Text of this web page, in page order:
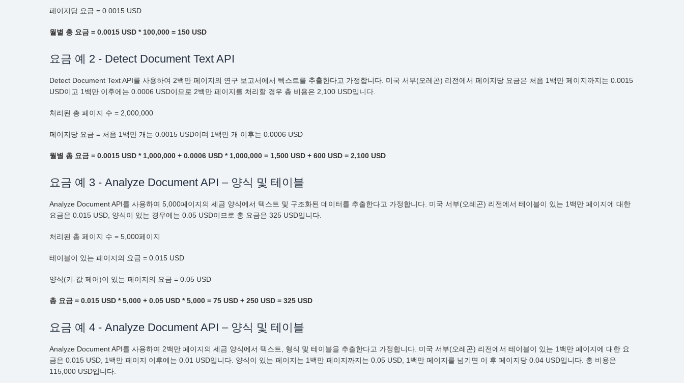
페이지당 요금 = 0.0015 USD
월별 총 요금 = 0.0015 USD * 100,000 = 150 USD
요금 예 2 - Detect Document Text API
Detect Document Text API를 사용하여 2백만 페이지의 연구 보고서에서 텍스트를 추출한다고 가정합니다. 미국 서부(오레곤) 리전에서 페이지당 요금은 처음 1백만 페이지까지는 0.0015
USD이고 1백만 이후에는 0.0006 USD이므로 2백만 페이지를 처리할 경우 총 비용은 2,100 USD입니다.
처리된 총 페이지 수 = 2,000,000
페이지당 요금 = 처음 1백만 개는 0.0015 USD이며 1백만 개 이후는 0.0006 USD
월별 총 요금 = 0.0015 USD * 1,000,000 + 0.0006 USD * 1,000,000 = 1,500 USD + 600 USD = 2,100 USD
요금 예 3 - Analyze Document API – 양식 및 테이블
Analyze Document API를 사용하여 5,000페이지의 세금 양식에서 텍스트 및 구조화된 데이터를 추출한다고 가정합니다. 미국 서부(오레곤) 리전에서 테이블이 있는 1백만 페이지에 대한
요금은 0.015 USD, 양식이 있는 경우에는 0.05 USD이므로 총 요금은 325 USD입니다.
처리된 총 페이지 수 = 5,000페이지
테이블이 있는 페이지의 요금 = 0.015 USD
양식(키-값 페어)이 있는 페이지의 요금 = 0.05 USD
총 요금 = 0.015 USD * 5,000 + 0.05 USD * 5,000 = 75 USD + 250 USD = 325 USD
요금 예 4 - Analyze Document API – 양식 및 테이블
Analyze Document API를 사용하여 2백만 페이지의 세금 양식에서 텍스트, 형식 및 테이블을 추출한다고 가정합니다. 미국 서부(오레곤) 리전에서 테이블이 있는 1백만 페이지에 대한 요
금은 0.015 USD, 1백만 페이지 이후에는 0.01 USD입니다. 양식이 있는 페이지는 1백만 페이지까지는 0.05 USD, 1백만 페이지를 넘기면 이 후 페이지당 0.04 USD입니다. 총 비용은
115,000 USD입니다.